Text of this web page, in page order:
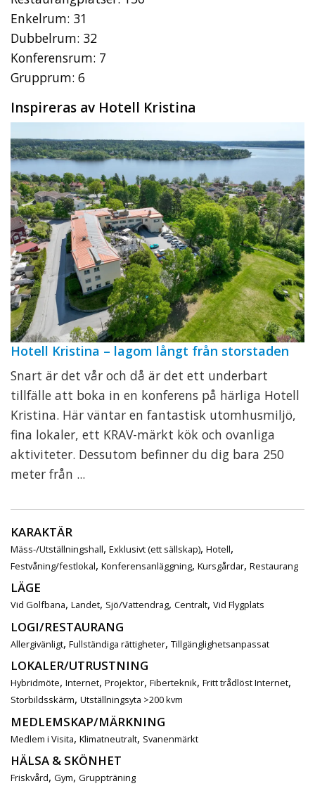
Enkelrum: 31
Dubbelrum: 32
Konferensrum: 7
Grupprum: 6
Inspireras av Hotell Kristina
Hotell Kristina – lagom långt från storstaden
Snart är det vår och då är det ett underbart
tillfälle att boka in en konferens på härliga Hotell
Kristina. Här väntar en fantastisk utomhusmiljö,
fina lokaler, ett KRAV-märkt kök och ovanliga
aktiviteter. Dessutom befinner du dig bara 250
meter från ...
KARAKTÄR
Mäss-/Utställningshall, Exklusivt (ett sällskap), Hotell,
Festvåning/festlokal, Konferensanläggning, Kursgårdar, Restaurang
LÄGE
Vid Golfbana, Landet, Sjö/Vattendrag, Centralt, Vid Flygplats
LOGI/RESTAURANG
Allergivänligt, Fullständiga rättigheter, Tillgänglighetsanpassat
LOKALER/UTRUSTNING
Hybridmöte, Internet, Projektor, Fiberteknik, Fritt trådlöst Internet,
Storbildsskärm, Utställningsyta >200 kvm
MEDLEMSKAP/MÄRKNING
Medlem i Visita, Klimatneutralt, Svanenmärkt
HÄLSA & SKÖNHET
Friskvård, Gym, Gruppträning